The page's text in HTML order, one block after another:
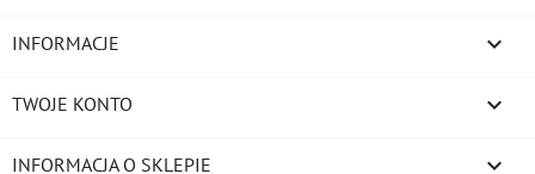
INFORMACJE 
TWOJE KONTO 
INFORMACJA O SKLEPIE keyboard_arrow_down